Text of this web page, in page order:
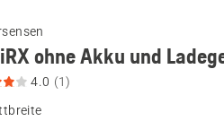
ohne Akku und
4.0 (1)